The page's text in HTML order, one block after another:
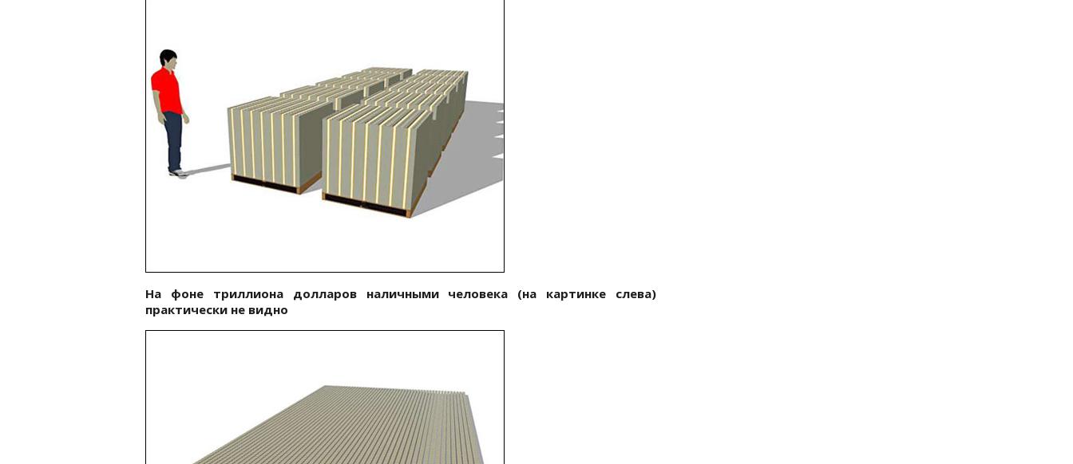
На фоне триллиона долларов наличными человека (на картинке слева)
практически не видно